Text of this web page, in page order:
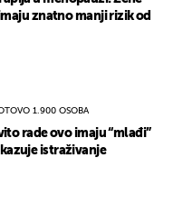
znatno manji rizik od
1.900 OSOBA
rade ovo imaju “mlađi”
istraživanje